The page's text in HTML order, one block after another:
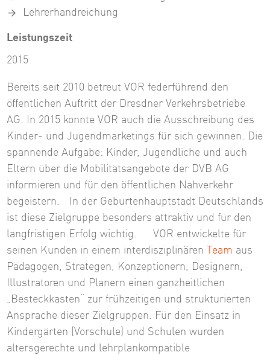
Lehrerhandreichung
Leistungszeit
2015
Bereits seit 2010 betreut VOR federführend den
öffentlichen Auftritt der Dresdner Verkehrsbetriebe
AG. In 2015 konnte VOR auch die Ausschreibung des
Kinder- und Jugendmarketings für sich gewinnen. Die
spannende Aufgabe: Kinder, Jugendliche und auch
Eltern über die Mobilitätsangebote der DVB AG
informieren und für den öffentlichen Nahverkehr
begeistern. In der Geburtenhauptstadt Deutschlands
ist diese Zielgruppe besonders attraktiv und für den
langfristigen Erfolg wichtig. VOR entwickelte für
seinen Kunden in einem interdisziplinären
Team aus
Pädagogen, Strategen, Konzeptionern, Designern,
Illustratoren und Planern einen ganzheitlichen
„Besteckkasten“ zur frühzeitigen und strukturierten
Ansprache dieser Zielgruppen. Für den Einsatz in
Kindergärten (Vorschule) und Schulen wurden
altersgerechte und lehrplankompatible